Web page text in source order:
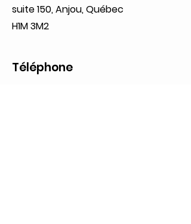
suite 150, Anjou, Québec
H1M 3M2
Téléphone